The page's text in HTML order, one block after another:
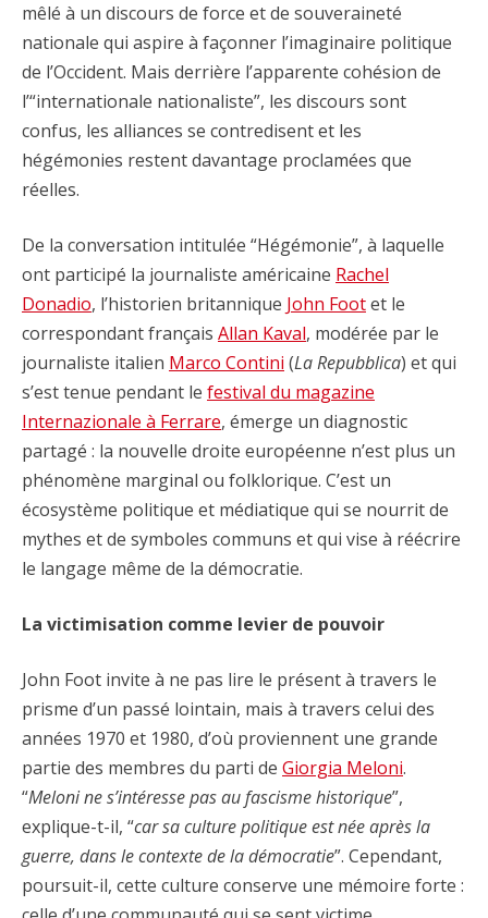
mêlé à un discours de force et de souveraineté
nationale qui aspire à façonner l’imaginaire politique
de l’Occident. Mais derrière l’apparente cohésion de
l’“internationale nationaliste”, les discours sont
confus, les alliances se contredisent et les
hégémonies restent davantage proclamées que
réelles.
De la conversation intitulée “Hégémonie”, à laquelle
ont participé la journaliste américaine Rachel
Donadio, l’historien britannique John Footet le
correspondant français Allan Kaval, modérée par le
journaliste italien Marco Contini (La Repubblica) et qui
s’est tenue pendant le festival du magazine
Internazionale à Ferrare, émerge un diagnostic
partagé : la nouvelle droite européenne n’est plus un
phénomène marginal ou folklorique. C’est un
écosystème politique et médiatique qui se nourrit de
mythes et de symboles communs et qui vise à réécrire
le langage même de la démocratie.
La victimisation comme levier de pouvoir
John Foot invite à ne pas lire le présent à travers le
prisme d’un passé lointain, mais à travers celui des
années 1970 et 1980, d’où proviennent une grande
partie des membres du parti de Giorgia Meloni.
“Meloni ne s’intéresse pas au fascisme historique”,
explique-t-il, “car sa culture politique est née après la
guerre, dans le contexte de la démocratie”. Cependant,
poursuit-il, cette culture conserve une mémoire forte :